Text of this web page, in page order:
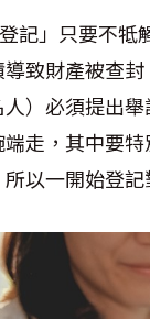
記」只要不牴
致財產被查
）必須提出
走，其中要
以一開始登記